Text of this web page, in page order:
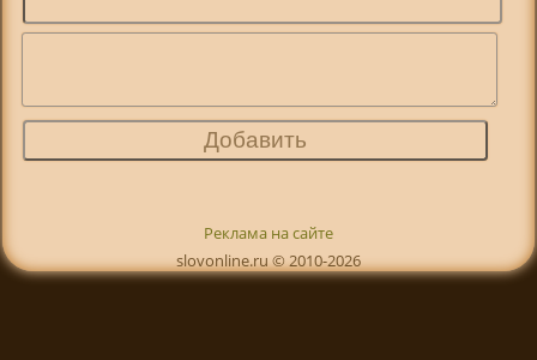
Реклама на сайте
slovonline.ru © 2010-2026